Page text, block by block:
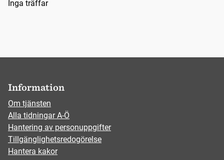
Inga träffar
Information
Om tjänsten
Alla tidningar A-Ö
Hantering av personuppgifter
Tillgänglighetsredogörelse
Hantera kakor